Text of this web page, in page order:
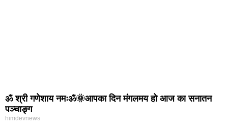
ॐ श्री गणेशाय नमःॐ🌞आपका दिन मंगलमय हो आज का सनातन
पञ्चाङ्ग
himdevnews